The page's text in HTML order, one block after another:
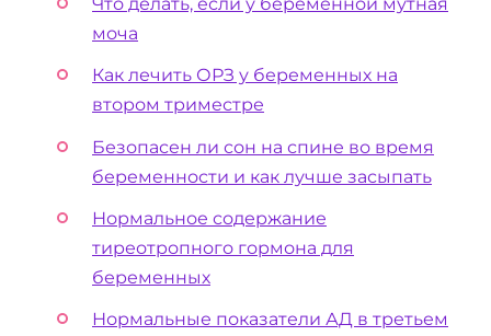
моча
Как лечить ОРЗ у беременных на
втором триместре
Безопасен ли сон на спине во время
беременности и как лучше засыпать
Нормальное содержание
тиреотропного гормона для
беременных
Нормальные показатели АД в третьем